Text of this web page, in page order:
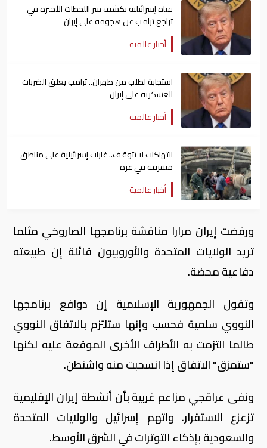
قناة إسرائيلية تكشف سر اللحظات الأخيرة في
تراجع ترامب عن هجومه على إيران
أخبار عالمية
استجابة لطلب من طهران.. ترامب يعلق الضربات
العسكرية على إيران
أخبار عالمية
انتهاكات لا تتوقف.. غارات إسرائيلية على مناطق
متفرقة في غزة
أخبار عالمية
ورفضت إيران مرارا مناقشة برنامجها الصاروخي مثلما
تريد الولايات المتحدة والأوروبيون قائلة إن طبيعته
دفاعية محضة.
وتقول الجمهورية الإسلامية إن دوافع برنامجها
النووي سلمية فحسب وإنها ستلتزم بالاتفاق النووي
طالما التزمت به الأطراف الأخرى الموقعة عليه لكنها
"ستمزق" الاتفاق إذا انسحبت منه واشنطن.
ونفى عراقجي مزاعم غربية بأن أنشطة إيران الإقليمية
تزعزع الاستقرار. واتهم إسرائيل والولايات المتحدة
والسعودية بإذكاء التوترات في الشرق الأوسط.